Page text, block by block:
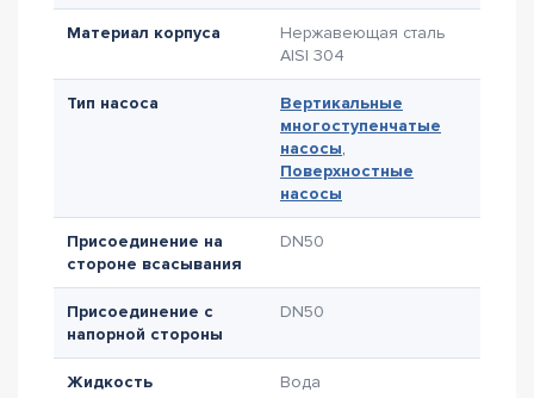
Материал корпуса
Нержавеющая сталь
AISI 304
Тип насоса
Вертикальные
многоступенчатые
насосы,
Поверхностные
насосы
Присоединение на
стороне всасывания
DN50
Присоединение с
напорной стороны
DN50
Жидкость Вода